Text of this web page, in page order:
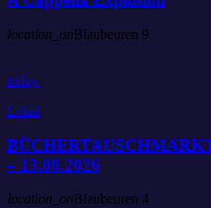
location_onBlaubeuren 9
today
Lokal
– 13.08.2026
location_on Blaubeuren 4